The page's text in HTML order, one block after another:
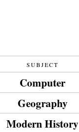
SUBJECT
Computer
Geography
Modern History